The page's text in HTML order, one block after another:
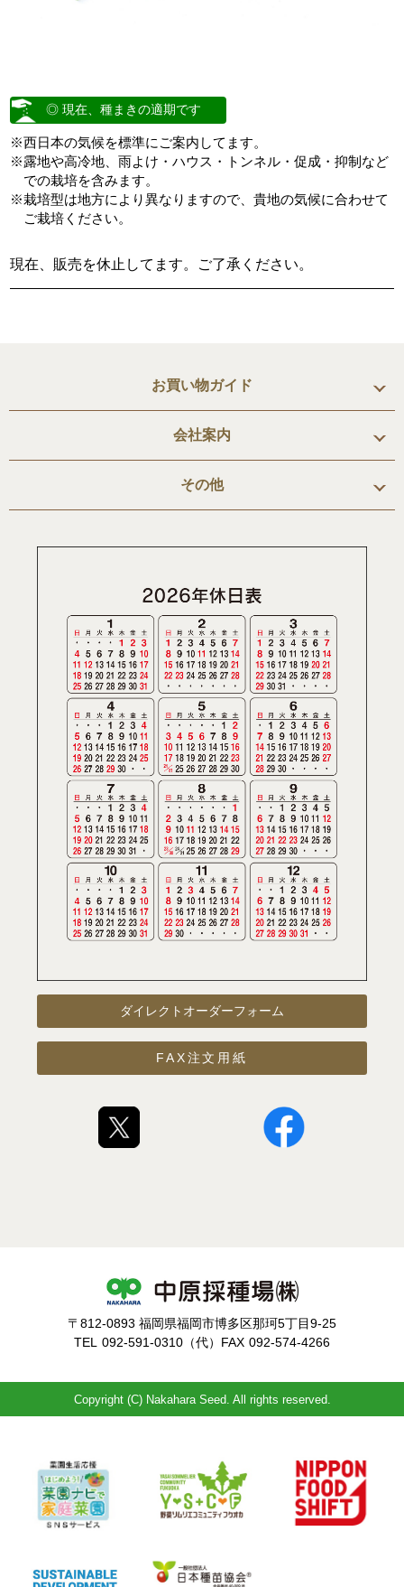
◎ 現在、種まきの適期です
※西日本の気候を標準にご案内してます。
※露地や高冷地、雨よけ・ハウス・トンネル・促成・抑制など
での栽培を含みます。
※栽培型は地方により異なりますので、貴地の気候に合わせて
ご栽培ください。
現在、販売を休止してます。ご了承ください。
お買い物ガイド
会社案内
その他
ダイレクトオーダーフォーム
FAX注文用紙
〒812-0893 福岡県福岡市博多区那珂5丁目9-25
TEL 092-591-0310（代） FAX 092-574-4266
Copyright (C) Nakahara Seed. All rights reserved.